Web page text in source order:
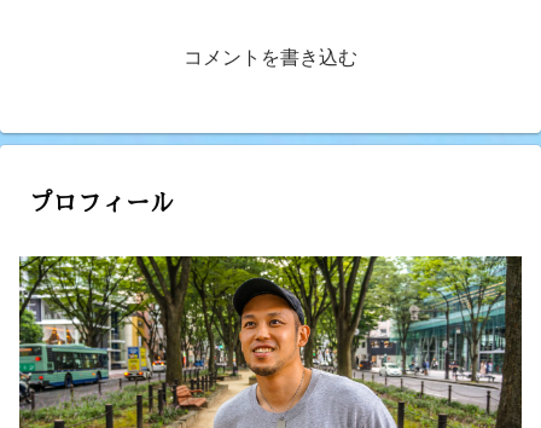
コメントを書き込む
プロフィール